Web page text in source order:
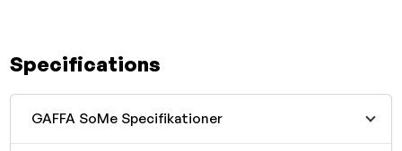
Specifications
GAFFA SoMe Specifikationer